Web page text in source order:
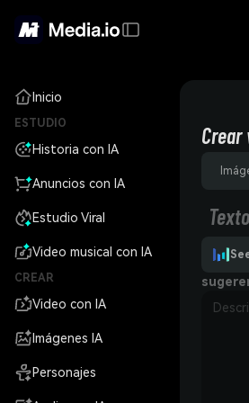
Inicio
ESTUDIO
Historia con IA
Anuncios con IA
Estudio Viral
Video musical con IA
CREAR
Video con IA
Imágenes IA
Personajes
Crear